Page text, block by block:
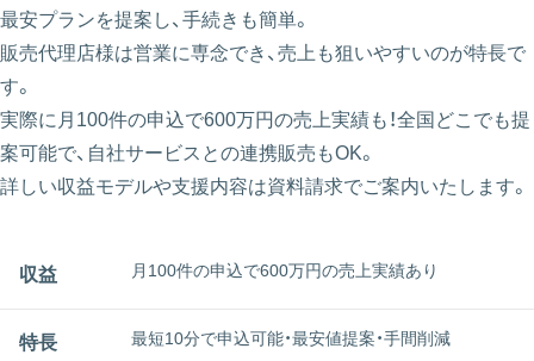
最安プランを提案し、手続きも簡単。
販売代理店様は営業に専念でき、売上も狙いやすいのが特長で
す。
実際に月100件の申込で600万円の売上実績も！全国どこでも提
案可能で、自社サービスとの連携販売もOK。
詳しい収益モデルや支援内容は資料請求でご案内いたします。
収益 月100件の申込で600万円の売上実績あり
特長 最短10分で申込可能・最安値提案・手間削減